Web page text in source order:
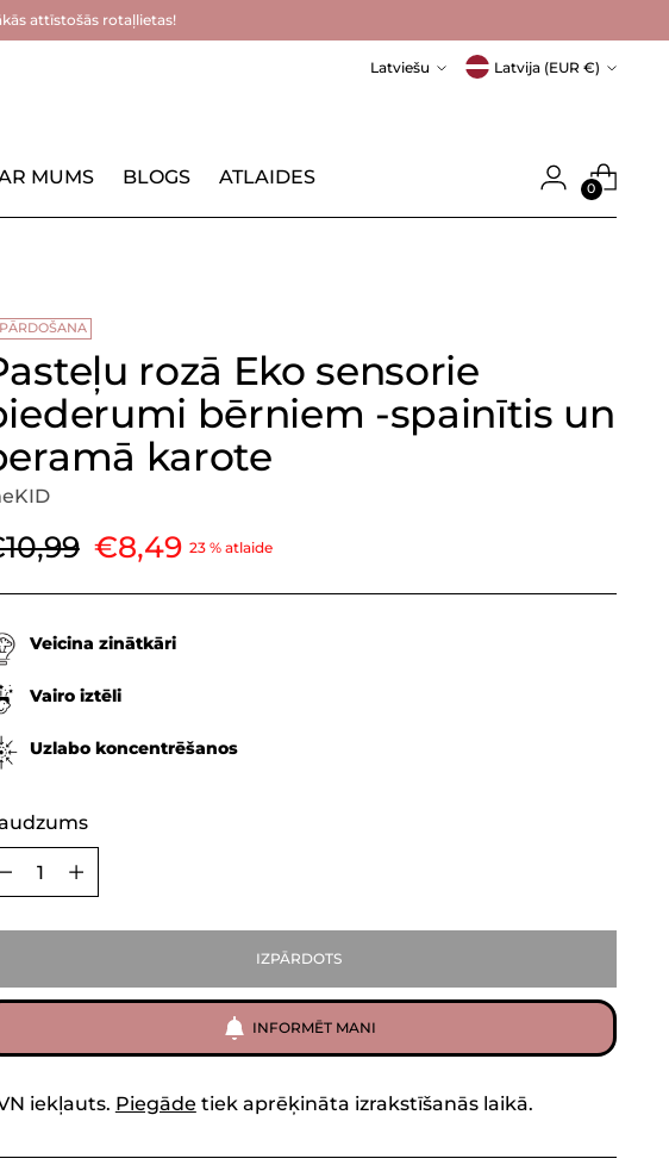
attīstošās rotaļlietas!
Valoda
Latviešu Valūta Latvija (EUR €)
MUMS BLOGS ATLAIDES
0
rozā Eko sensorie
bērniem -spainītis un
karote
€8,49 23 % atlaide
Veicina zinātkāri
Vairo iztēli
Uzlabo koncentrēšanos
IZPĀRDOTS
INFORMĒT MANI
iekļauts. Piegāde tiek aprēķināta izrakstīšanās laikā.